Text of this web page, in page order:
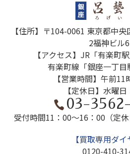
【住所】〒104-0061 東京都中
2福神ビル
【アクセス】JR「有楽町
有楽町線「銀座一丁
【営業時間】午前
【定休日】水曜
03-
受付時間11：00～16：00（定
【買取専用ダイ
0120-410-